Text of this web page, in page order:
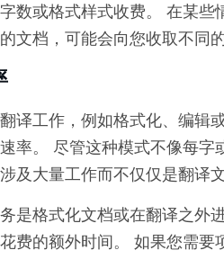
数或格式样式收费。 在某
文档，可能会向您收取不同的
译工作，例如格式化、编辑
率。 尽管这种模式不像每
及大量工作而不仅仅是翻译文
是格式化文档或在翻译之外
费的额外时间。 如果您需